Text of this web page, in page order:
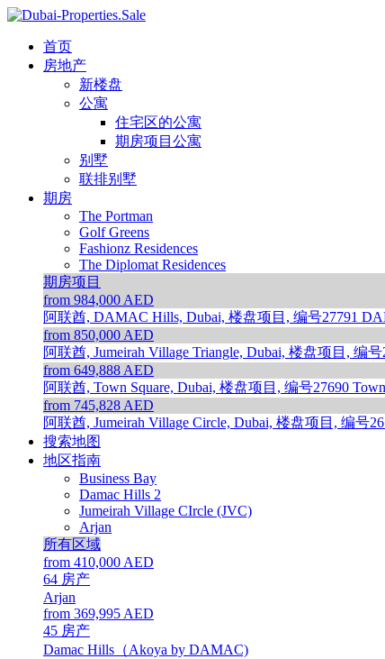
首页
房地产
新楼盘
公寓
住宅区的公寓
期房项目公寓
别墅
联排别墅
期房
The Portman
Golf Greens
Fashionz Residences
The Diplomat Residences
期房项目
from 984,000 AED
阿联酋, DAMAC Hills, Dubai, 楼盘项目, 编号27791
from 850,000 AED
阿联酋, Jumeirah Village Triangle, Dubai, 楼盘项目, 编号
from 649,888 AED
阿联酋, Town Square, Dubai, 楼盘项目, 编号27690
from 745,828 AED
阿联酋, Jumeirah Village Circle, Dubai, 楼盘项目, 编号
搜索地图
地区指南
Business Bay
Damac Hills 2
Jumeirah Village CIrcle (JVC)
Arjan
所有区域
from 410,000 AED
64 房产
Arjan
from 369,995 AED
45 房产
Damac Hills（Akoya by DAMAC)